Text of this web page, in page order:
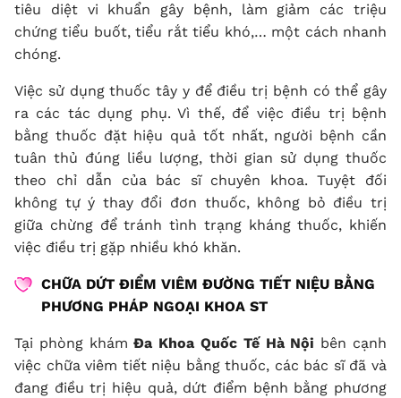
tiêu diệt vi khuẩn gây bệnh, làm giảm các triệu
chứng tiểu buốt, tiểu rắt tiểu khó,… một cách nhanh
chóng.
Việc sử dụng thuốc tây y để điều trị bệnh có thể gây
ra các tác dụng phụ. Vì thế, để việc điều trị bệnh
bằng thuốc đặt hiệu quả tốt nhất, người bệnh cần
tuân thủ đúng liều lượng, thời gian sử dụng thuốc
theo chỉ dẫn của bác sĩ chuyên khoa. Tuyệt đối
không tự ý thay đổi đơn thuốc, không bỏ điều trị
giữa chừng để tránh tình trạng kháng thuốc, khiến
việc điều trị gặp nhiều khó khăn.
CHỮA DỨT ĐIỂM VIÊM ĐƯỜNG TIẾT NIỆU BẰNG
PHƯƠNG PHÁP NGOẠI KHOA ST
Tại phòng khámĐa Khoa Quốc Tế Hà Nội bên cạnh
việc chữa viêm tiết niệu bằng thuốc, các bác sĩ đã và
đang điều trị hiệu quả, dứt điểm bệnh bằng phương